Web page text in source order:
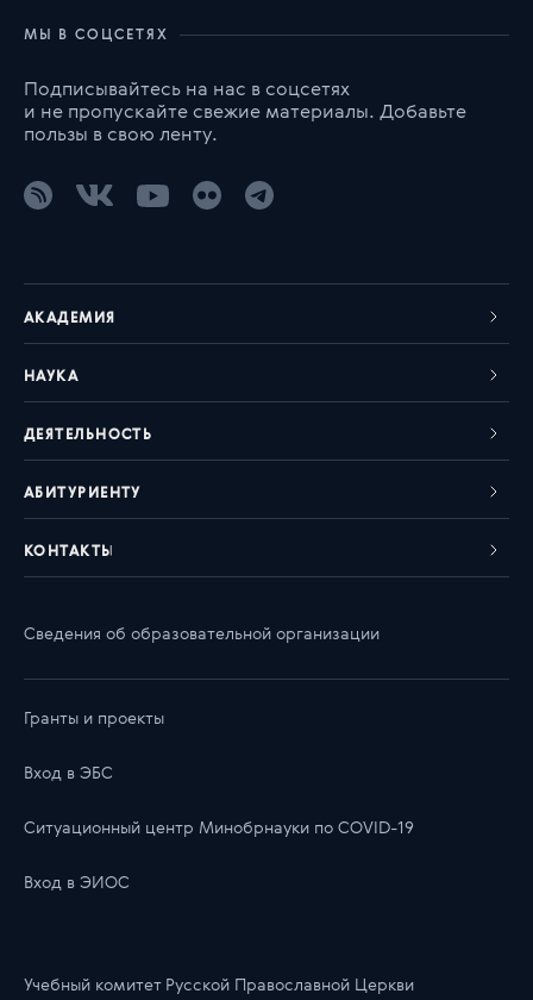
МЫ В СОЦСЕТЯХ
Подписывайтесь на нас в соцсетях
и не пропускайте свежие материалы. Добавьте
пользы в свою ленту.
АКАДЕМИЯ
НАУКА
ДЕЯТЕЛЬНОСТЬ
АБИТУРИЕНТУ
КОНТАКТЫ
Сведения об образовательной организации
Гранты и проекты
Вход в ЭБС
Ситуационный центр Минобрнауки по COVID-19
Вход в ЭИОС
Учебный комитет Русской Православной Церкви